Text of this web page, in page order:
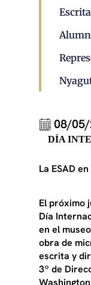
08/
DÍA
La ESAD
El próximo
Día
en el
obra de
escrita y
3º de